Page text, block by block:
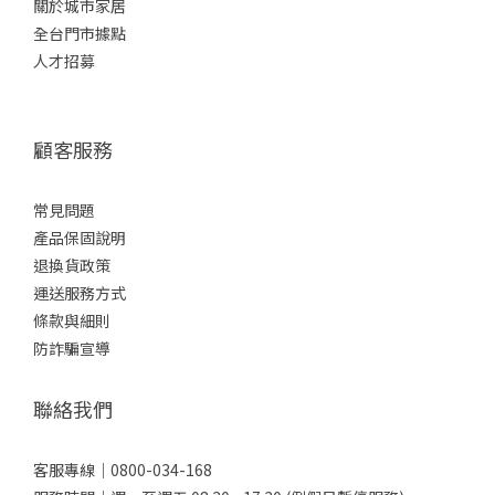
關於城市家居
全台門市據點
人才招募
顧客服務
常見問題
產品保固說明
退換貨政策
運送服務方式
條款與細則
防詐騙宣導
聯絡我們
客服專線｜0800-034-168